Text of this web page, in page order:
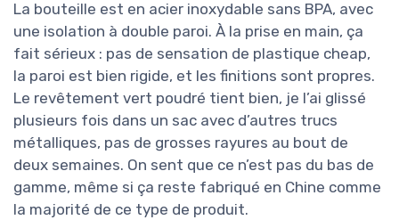
La bouteille est en acier inoxydable sans BPA, avec
une isolation à double paroi. À la prise en main, ça
fait sérieux : pas de sensation de plastique cheap,
la paroi est bien rigide, et les finitions sont propres.
Le revêtement vert poudré tient bien, je l’ai glissé
plusieurs fois dans un sac avec d’autres trucs
métalliques, pas de grosses rayures au bout de
deux semaines. On sent que ce n’est pas du bas de
gamme, même si ça reste fabriqué en Chine comme
la majorité de ce type de produit.